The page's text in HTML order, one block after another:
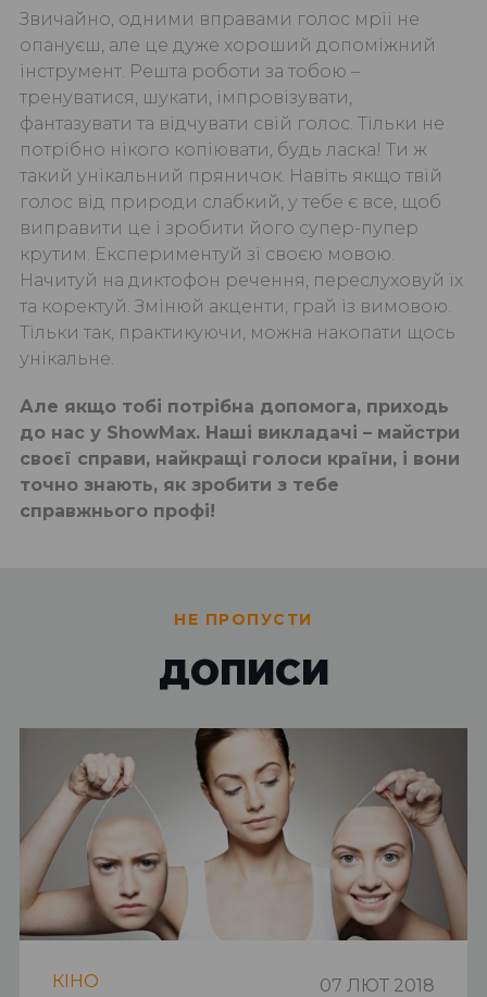
Звичайно, одними вправами голос мрії не
опануєш, але це дуже хороший допоміжний
інструмент. Решта роботи за тобою –
тренуватися, шукати, імпровізувати,
фантазувати та відчувати свій голос. Тільки не
потрібно нікого копіювати, будь ласка! Ти ж
такий унікальний пряничок. Навіть якщо твій
голос від природи слабкий, у тебе є все, щоб
виправити це і зробити його супер-пупер
крутим. Експериментуй зі своєю мовою.
Начитуй на диктофон речення, переслуховуй їх
та коректуй. Змінюй акценти, грай із вимовою.
Тільки так, практикуючи, можна накопати щось
унікальне.
Але якщо тобі потрібна допомога, приходь
до нас у ShowMax. Наші викладачі – майстри
своєї справи, найкращі голоси країни, і вони
точно знають, як зробити з тебе
справжнього профі!
НЕ ПРОПУСТИ
ДОПИСИ
КIНО 07 ЛЮТ 2018